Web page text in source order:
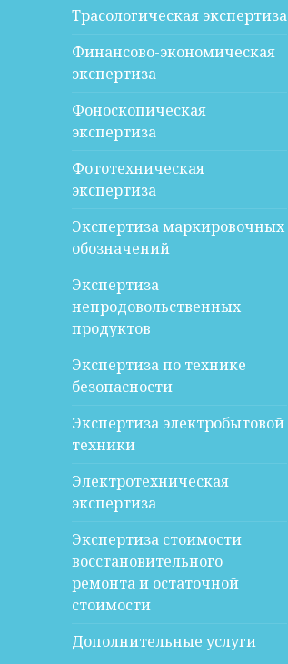
Трасологическая экспертиза
Финансово-экономическая
экспертиза
Фоноскопическая
экспертиза
Фототехническая
экспертиза
Экспертиза маркировочных
обозначений
Экспертиза
непродовольственных
продуктов
Экспертиза по технике
безопасности
Экспертиза электробытовой
техники
Электротехническая
экспертиза
Экспертиза стоимости
восстановительного
ремонта и остаточной
стоимости
Дополнительные услуги